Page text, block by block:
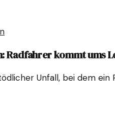
Radfahrer kommt ums
Unfall, bei dem ein